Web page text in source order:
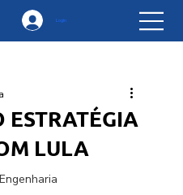
Login
LULA